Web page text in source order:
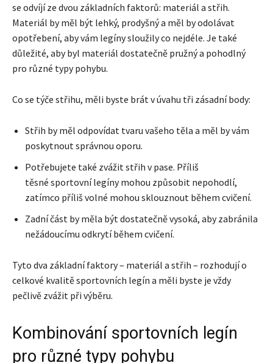
se odvíjí ze dvou základních faktorů: materiál a střih.
Materiál by měl být lehký, prodyšný a měl by odolávat
opotřebení, aby vám legíny sloužily co nejdéle. Je také
důležité, aby byl materiál dostatečně pružný a pohodlný
pro různé typy pohybu.
Co se týče střihu, měli byste brát v úvahu tři zásadní body:
Střih by měl odpovídat tvaru vašeho těla a měl by vám
poskytnout správnou oporu.
Potřebujete také zvážit střih v pase. Příliš
těsné sportovní legíny mohou způsobit nepohodlí,
zatímco příliš volné mohou sklouznout během cvičení.
Zadní část by měla být dostatečně vysoká, aby zabránila
nežádoucímu odkrytí během cvičení.
Tyto dva základní faktory – materiál a střih – rozhodují o
celkové kvalitě sportovních legín a měli byste je vždy
pečlivě zvážit při výběru.
Kombinování sportovních legín
pro různé typy pohybu